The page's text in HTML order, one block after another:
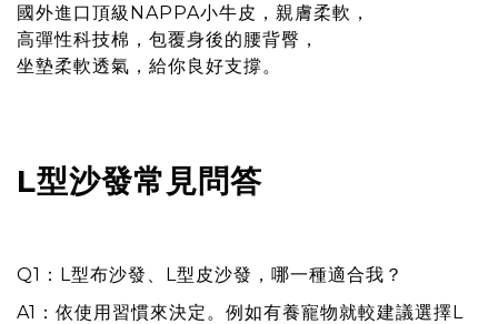
國外進口頂級NAPPA小牛皮，親膚柔軟，
高彈性科技棉，包覆身後的腰背臀，
坐墊柔軟透氣，給你良好支撐。
L型沙發常見問答
Q1 ：L型布沙發、L型皮沙發，哪一種適合我？
A1：依使用習慣來決定。例如有養寵物就較建議選擇L